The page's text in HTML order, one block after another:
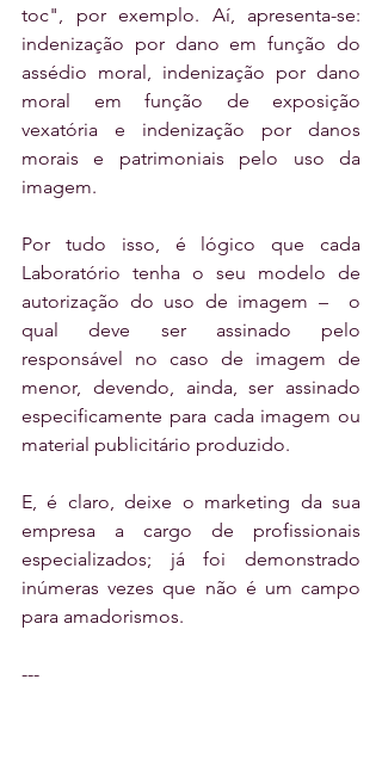
toc", por exemplo. Aí, apresenta-se:
indenização por dano em função do
assédio moral, indenização por dano
moral em função de exposição
vexatória e indenização por danos
morais e patrimoniais pelo uso da
imagem.
Por tudo isso, é lógico que cada
Laboratório tenha o seu modelo de
autorização do uso de imagem –  o
qual deve ser assinado pelo
responsável no caso de imagem de
menor, devendo, ainda, ser assinado
especificamente para cada imagem ou
material publicitário produzido.
E, é claro, deixe o marketing da sua
empresa a cargo de profissionais
especializados; já foi demonstrado
inúmeras vezes que não é um campo
para amadorismos.
---